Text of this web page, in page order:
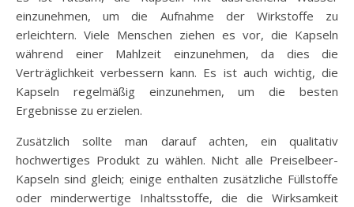
einzunehmen, um die Aufnahme der Wirkstoffe zu
erleichtern. Viele Menschen ziehen es vor, die Kapseln
während einer Mahlzeit einzunehmen, da dies die
Verträglichkeit verbessern kann. Es ist auch wichtig, die
Kapseln regelmäßig einzunehmen, um die besten
Ergebnisse zu erzielen.
Zusätzlich sollte man darauf achten, ein qualitativ
hochwertiges Produkt zu wählen. Nicht alle Preiselbeer-
Kapseln sind gleich; einige enthalten zusätzliche Füllstoffe
oder minderwertige Inhaltsstoffe, die die Wirksamkeit